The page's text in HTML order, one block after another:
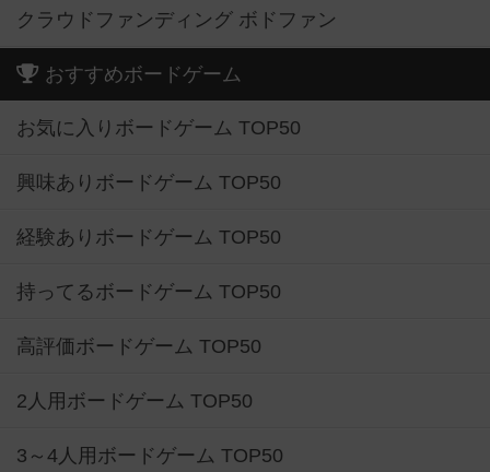
クラウドファンディング ボドファン
おすすめボードゲーム
お気に入りボードゲーム TOP50
興味ありボードゲーム TOP50
経験ありボードゲーム TOP50
持ってるボードゲーム TOP50
高評価ボードゲーム TOP50
2人用ボードゲーム TOP50
3～4人用ボードゲーム TOP50